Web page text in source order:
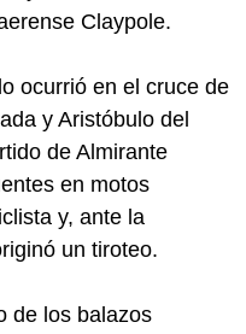
Claypole.
ocurrió en el cruce de
y Aristóbulo del
de Almirante
en motos
y, ante la
un tiroteo.
de los balazos